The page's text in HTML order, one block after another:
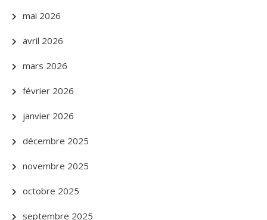
mai 2026
avril 2026
mars 2026
février 2026
janvier 2026
décembre 2025
novembre 2025
octobre 2025
septembre 2025